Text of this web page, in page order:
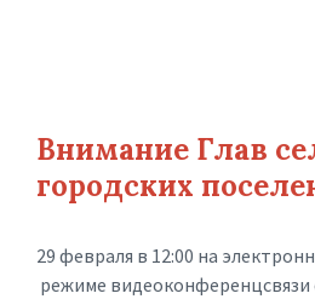
Внимание Глав
городских
29 февраля в 12:00 на
режиме видеоконференцсвязи